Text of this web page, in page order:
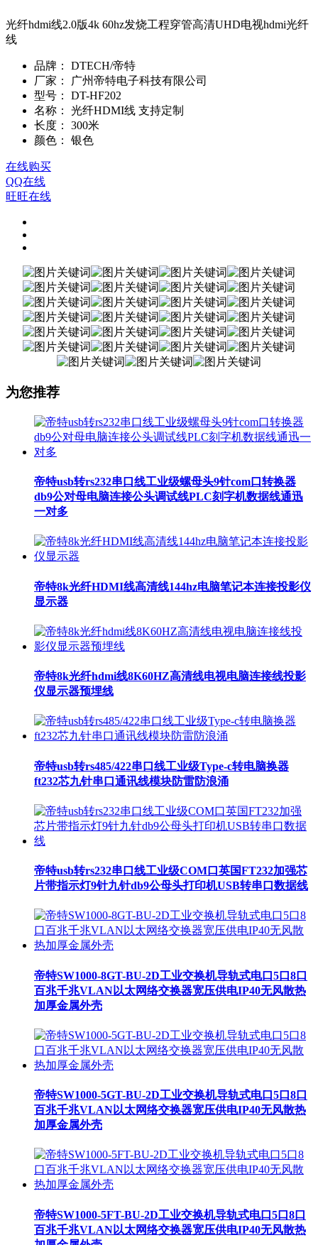
光纤hdmi线2.0版4k 60hz发烧工程穿管高清UHD电视hdmi光纤
线
品牌：
DTECH/帝特
厂家：
广州帝特电子科技有限公司
型号：
DT-HF202
名称：
光纤HDMI线 支持定制
长度：
300米
颜色：
银色
在线购买
QQ在线
旺旺在线
为您推荐
帝特usb转rs232串口线工业级螺母头9针com口转换器
db9公对母电脑连接公头调试线PLC刻字机数据线通迅
一对多
帝特8k光纤HDMI线高清线144hz电脑笔记本连接投影仪
显示器
帝特8k光纤hdmi线8K60HZ高清线电视电脑连接线投影
仪显示器预埋线
帝特usb转rs485/422串口线工业级Type-c转电脑换器
ft232芯九针串口通讯线模块防雷防浪涌
帝特usb转rs232串口线工业级COM口英国FT232加强芯
片带指示灯9针九针db9公母头打印机USB转串口数据线
帝特SW1000-8GT-BU-2D工业交换机导轨式电口5口8口
百兆千兆VLAN以太网络交换器宽压供电IP40无风散热
加厚金属外壳
帝特SW1000-5GT-BU-2D工业交换机导轨式电口5口8口
百兆千兆VLAN以太网络交换器宽压供电IP40无风散热
加厚金属外壳
帝特SW1000-5FT-BU-2D工业交换机导轨式电口5口8口
百兆千兆VLAN以太网络交换器宽压供电IP40无风散热